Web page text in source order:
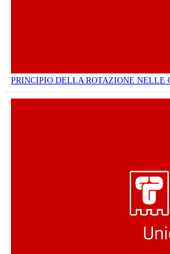
PRINCIPIO DELLA ROTAZIONE NELLE